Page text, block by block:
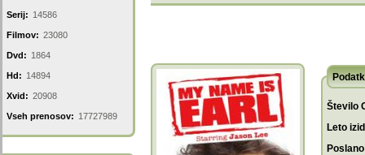
Serij: 14586
Filmov: 23080
Dvd: 1864
Hd: 14894
Xvid: 20908
Vseh prenosov: 17727989
Število
Leto